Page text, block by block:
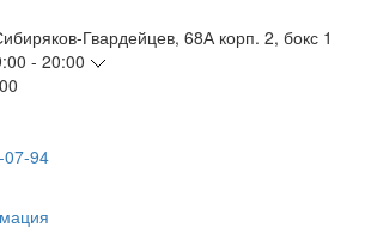
Гвардейцев, 68А корп. 2, бокс 1
- 20:00
07-94